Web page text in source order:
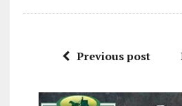
Previous post